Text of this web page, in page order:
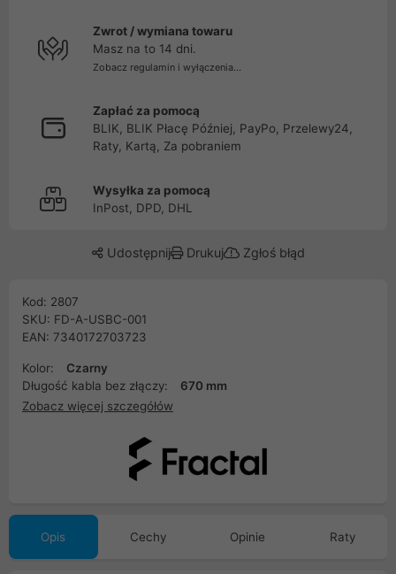
Zwrot / wymiana towaru
Masz na to 14 dni.
Zobacz regulamin i wyłączenia...
Zapłać za pomocą
BLIK, BLIK Płacę Później, PayPo, Przelewy24,
Raty, Kartą, Za pobraniem
Wysyłka za pomocą
InPost, DPD, DHL
Udostępnij Drukuj Zgłoś błąd
Kod: 2807
SKU: FD-A-USBC-001
EAN: 7340172703723
Kolor:
Czarny
Długość kabla bez złączy:
670 mm
Zobacz więcej szczegółów
Opis Cechy Opinie Raty